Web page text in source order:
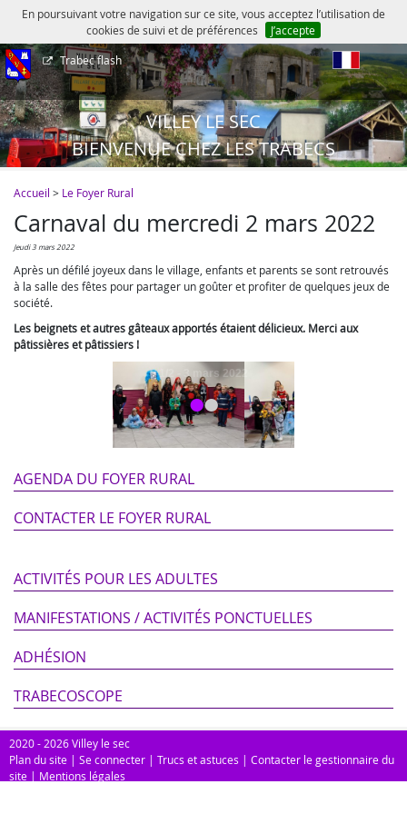
En poursuivant votre navigation sur ce site, vous acceptez l’utilisation de
cookies de suivi et de préférences
J’accepte
Trabec flash
VILLEY LE SEC
BIENVENUE CHEZ LES TRABECS
Accueil > Le Foyer Rural
Carnaval du mercredi 2 mars 2022
jeudi 3 mars 2022
Après un défilé joyeux dans le village, enfants et parents se sont retrouvés
à la salle des fêtes pour partager un goûter et profiter de quelques jeux de
société.
Les beignets et autres gâteaux apportés étaient délicieux. Merci aux
pâtissières et pâtissiers !
••
AGENDA DU FOYER RURAL
CONTACTER LE FOYER RURAL
ACTIVITÉS POUR LES ADULTES
MANIFESTATIONS / ACTIVITÉS PONCTUELLES
ADHÉSION
TRABECOSCOPE
2020 - 2026 Villey le sec
Plan du site | Se connecter | Trucs et astuces | Contacter le gestionnaire du
site | Mentions légales